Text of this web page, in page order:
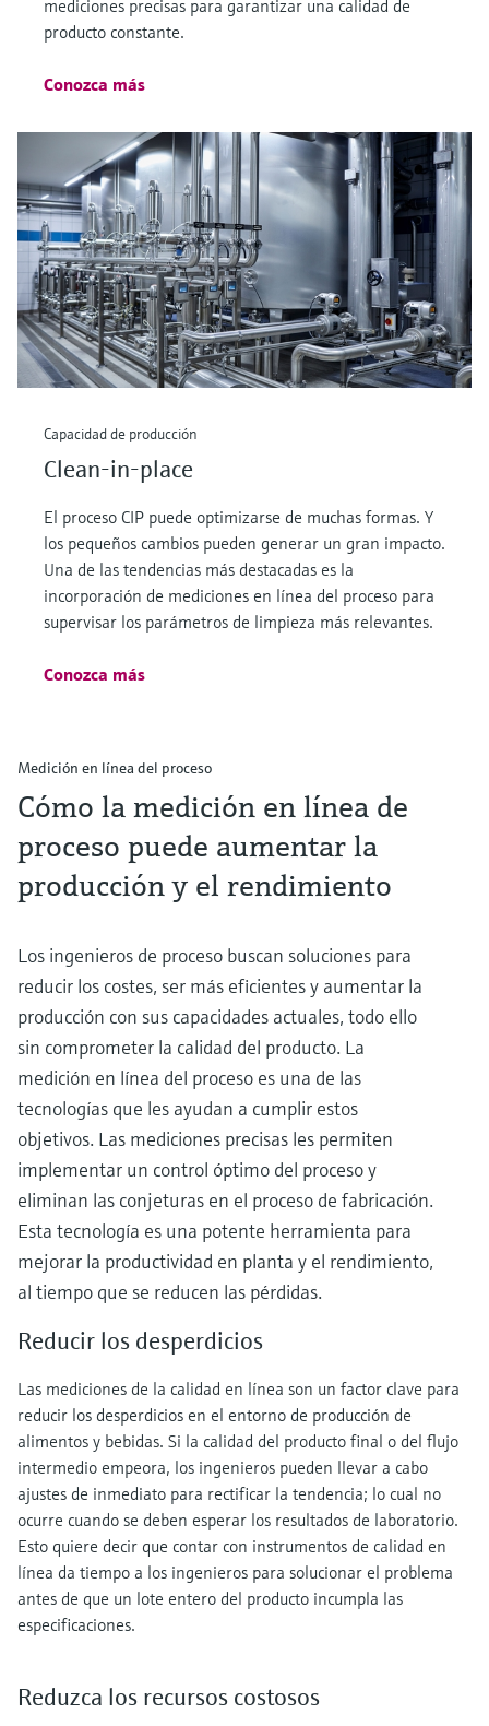
mediciones precisas para garantizar una calidad de
producto constante.
Conozca más
Capacidad de producción
Clean-in-place
El proceso CIP puede optimizarse de muchas formas. Y
los pequeños cambios pueden generar un gran impacto.
Una de las tendencias más destacadas es la
incorporación de mediciones en línea del proceso para
supervisar los parámetros de limpieza más relevantes.
Conozca más
Medición en línea del proceso
Cómo la medición en línea de
proceso puede aumentar la
producción y el rendimiento
Los ingenieros de proceso buscan soluciones para
reducir los costes, ser más eficientes y aumentar la
producción con sus capacidades actuales, todo ello
sin comprometer la calidad del producto. La
medición en línea del proceso es una de las
tecnologías que les ayudan a cumplir estos
objetivos. Las mediciones precisas les permiten
implementar un control óptimo del proceso y
eliminan las conjeturas en el proceso de fabricación.
Esta tecnología es una potente herramienta para
mejorar la productividad en planta y el rendimiento,
al tiempo que se reducen las pérdidas.
Reducir los desperdicios
Las mediciones de la calidad en línea son un factor clave para
reducir los desperdicios en el entorno de producción de
alimentos y bebidas. Si la calidad del producto final o del flujo
intermedio empeora, los ingenieros pueden llevar a cabo
ajustes de inmediato para rectificar la tendencia; lo cual no
ocurre cuando se deben esperar los resultados de laboratorio.
Esto quiere decir que contar con instrumentos de calidad en
línea da tiempo a los ingenieros para solucionar el problema
antes de que un lote entero del producto incumpla las
especificaciones.
Reduzca los recursos costosos